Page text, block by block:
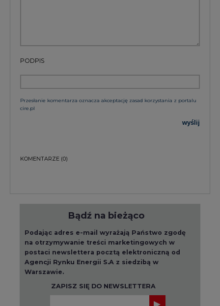
PODPIS
Przesłanie komentarza oznacza akceptację zasad korzystania z portalu
cire.pl
wyślij
KOMENTARZE (0)
Bądź na bieżąco
Podając adres e-mail wyrażają Państwo zgodę
na otrzymywanie treści marketingowych w
postaci newslettera pocztą elektroniczną od
Agencji Rynku Energii S.A z siedzibą w
Warszawie.
ZAPISZ SIĘ DO NEWSLETTERA